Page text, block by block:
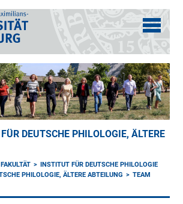
DEUTSCHE PHILOLOGIE, ÄLTERE
INSTITUT FÜR DEUTSCHE PHILOLOGIE
PHILOLOGIE, ÄLTERE ABTEILUNG
TEAM